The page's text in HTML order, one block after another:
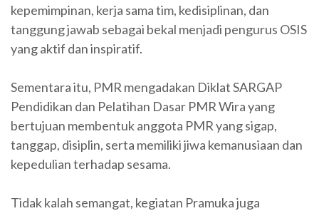
kepemimpinan, kerja sama tim, kedisiplinan, dan
tanggung jawab sebagai bekal menjadi pengurus OSIS
yang aktif dan inspiratif.
Sementara itu, PMR mengadakan Diklat SARGAP
Pendidikan dan Pelatihan Dasar PMR Wira yang
bertujuan membentuk anggota PMR yang sigap,
tanggap, disiplin, serta memiliki jiwa kemanusiaan dan
kepedulian terhadap sesama.
Tidak kalah semangat, kegiatan Pramuka juga